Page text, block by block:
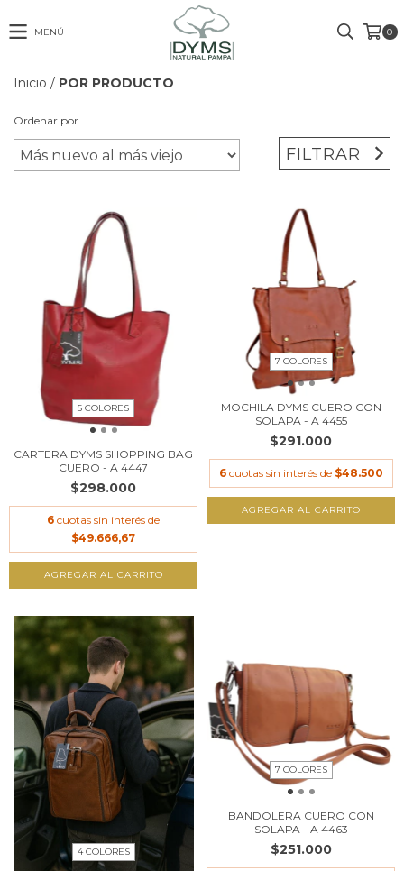
MENÚ 0
Inicio / POR PRODUCTO
Ordenar por
FILTRAR
5 COLORES
CARTERA DYMS SHOPPING BAG
CUERO - A 4447
$298.000
6 cuotas sin interés de
$49.666,67
AGREGAR AL CARRITO
7 COLORES
MOCHILA DYMS CUERO CON
SOLAPA - A 4455
$291.000
6 cuotas sin interés de $48.500
AGREGAR AL CARRITO
4 COLORES
7 COLORES
BANDOLERA CUERO CON
SOLAPA - A 4463
$251.000